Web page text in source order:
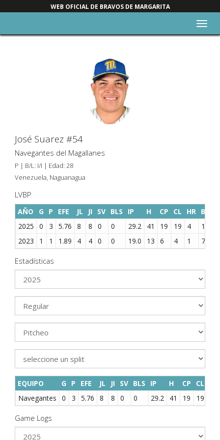
WEB OFICIAL DE BRAVOS DE MARGARITA
José Suarez #54
Navegantes del Magallanes
P | B/L: I/I | Edad: 28
Venezuela, Naguanagua
LVBP
AÑO G P EFE JL JI SV BLS IP H CP CL HR BB
2025
0 3 5.76 8 8 0 0 29.2 41 19 19 4 11
2023
1 1 1.89 4 4 0 0 19.0 13 6 4 1 7
Estadísticas
EQUIPO G P EFE JL JI SV BLS IP H CP CL
Navegantes
0 3 5.76 8 8 0 0 29.2 41 19 19
Game Logs